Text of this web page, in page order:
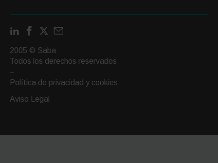
LinkedIn
FacebookContactar
email
2005 © Saba
Todos los derechos reservados
–
Política de privacidad y cookies
Aviso Legal